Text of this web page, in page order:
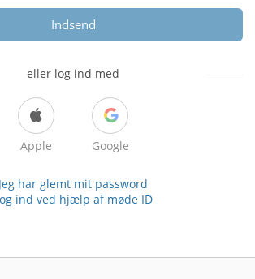
Indsend
eller log ind med
Apple Google
Jeg har glemt mit password
ind ved hjælp af møde ID